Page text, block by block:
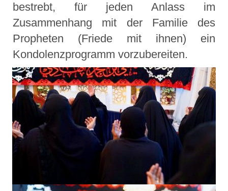
bestrebt, für jeden Anlass im
Zusammenhang mit der Familie des
Propheten (Friede mit ihnen) ein
Kondolenzprogramm vorzubereiten.